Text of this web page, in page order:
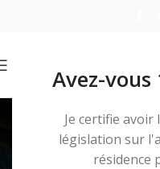
Avez-vous
Je certifie
législation sur
résidence
Produits identifiés